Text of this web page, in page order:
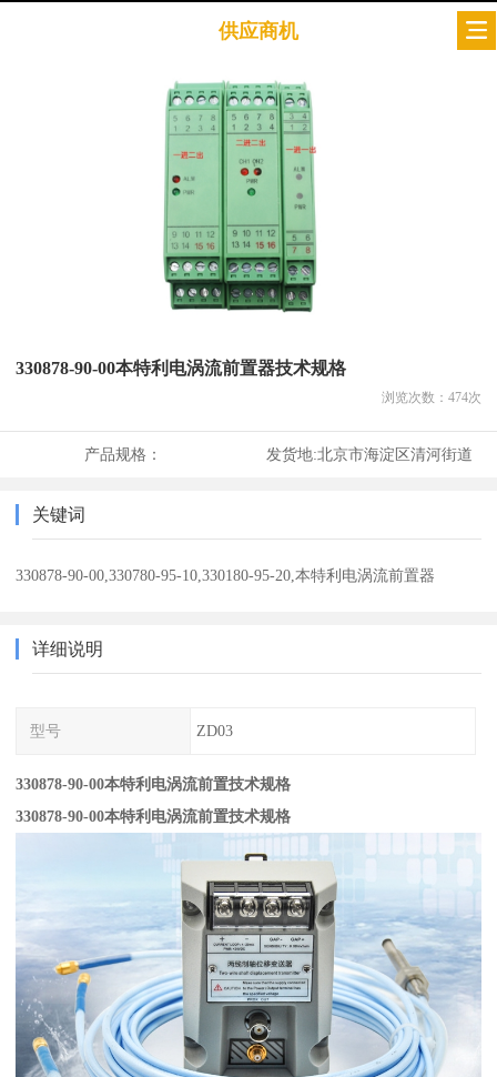
供应商机
330878-90-00本特利电涡流前置器技术规格
浏览次数： 474次
产品规格： 发货地:北京市海淀区清河街道
关键词
330878-90-00,330780-95-10,330180-95-20,本特利电涡流前置器
详细说明
型号 ZD03
330878-90-00本特利电涡流前置技术规格
330878-90-00本特利电涡流前置技术规格